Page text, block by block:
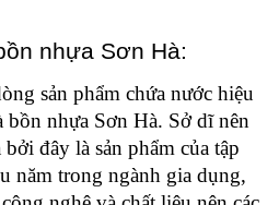
nhựa Sơn Hà:
sản phẩm chứa nước hiệu
nhựa Sơn Hà. Sở dĩ nên
đây là sản phẩm của tập
năm trong ngành gia dụng,